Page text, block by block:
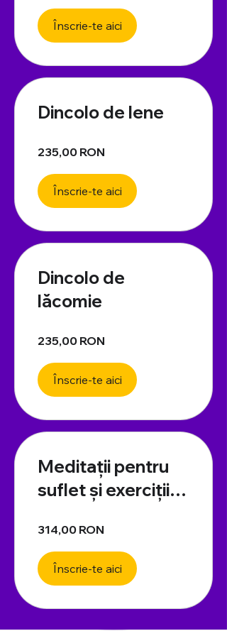
Înscrie-te aici
Dincolo de lene
235,00 RON
Înscrie-te aici
Dincolo de
lăcomie
235,00 RON
Înscrie-te aici
Meditații pentru
suflet și exerciții
împuternicire
(disponibil în
curând)
314,00 RON
Înscrie-te aici